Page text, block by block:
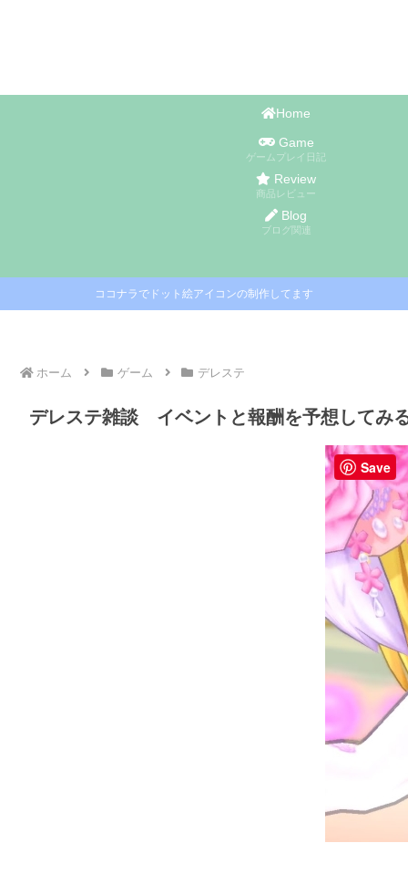
Home
Game
ゲームプレイ日記
Review
商品レビュー
Blog
ブログ関連
ココナラでドット絵アイコンの制作してます
ホーム ゲーム デレステ
デレステ雑談 イベントと報酬を予想してみ
Save